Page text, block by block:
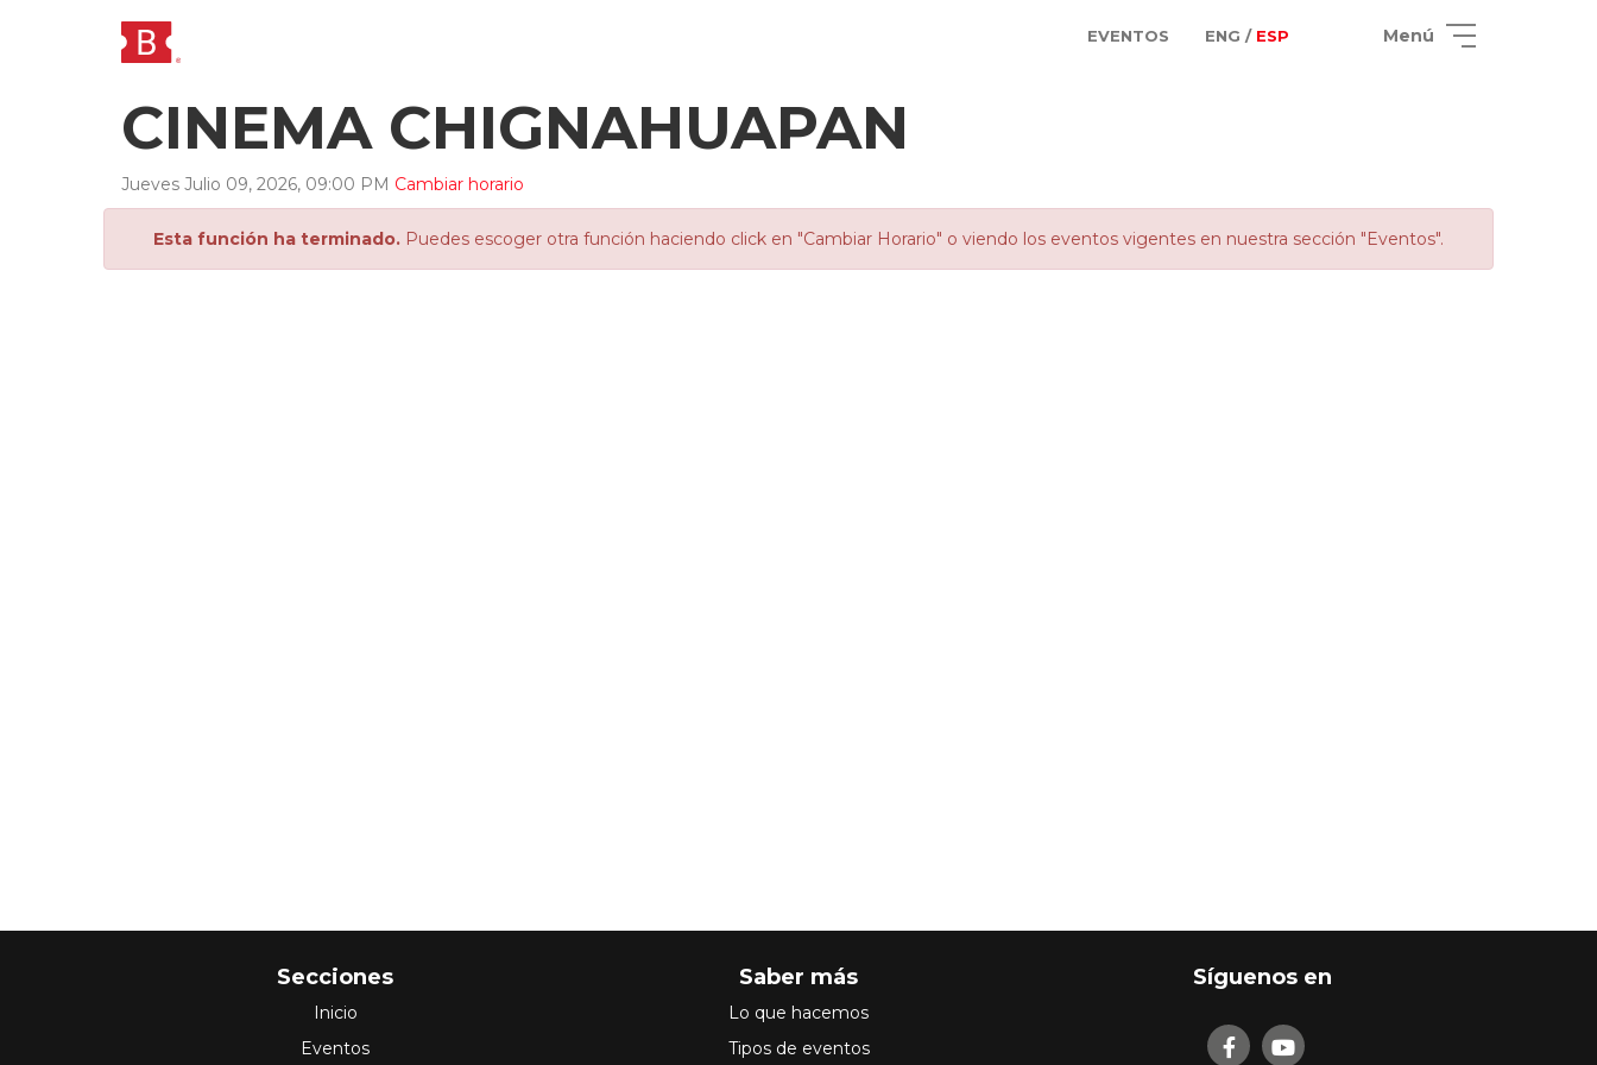
EVENTOS ENG / ESP Menú
CINEMA CHIGNAHUAPAN
Jueves Julio 09, 2026, 09:00 PM Cambiar horario
Esta función ha terminado. Puedes escoger otra función haciendo click en "Cambiar Horario" o viendo los eventos vigentes en nuestra sección "Eventos".
Secciones
Inicio
Eventos
Saber más
Lo que hacemos
Tipos de eventos
Síguenos en